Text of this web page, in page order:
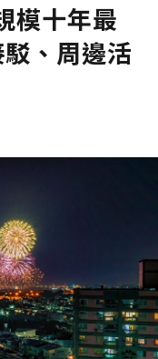
模十年最
、周邊活